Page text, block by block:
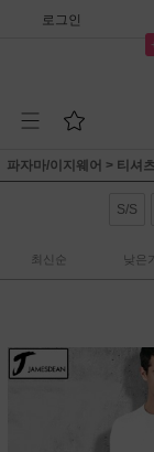
로그인
파자마/이지웨어 > 티셔츠
S/S
최신순 낮은